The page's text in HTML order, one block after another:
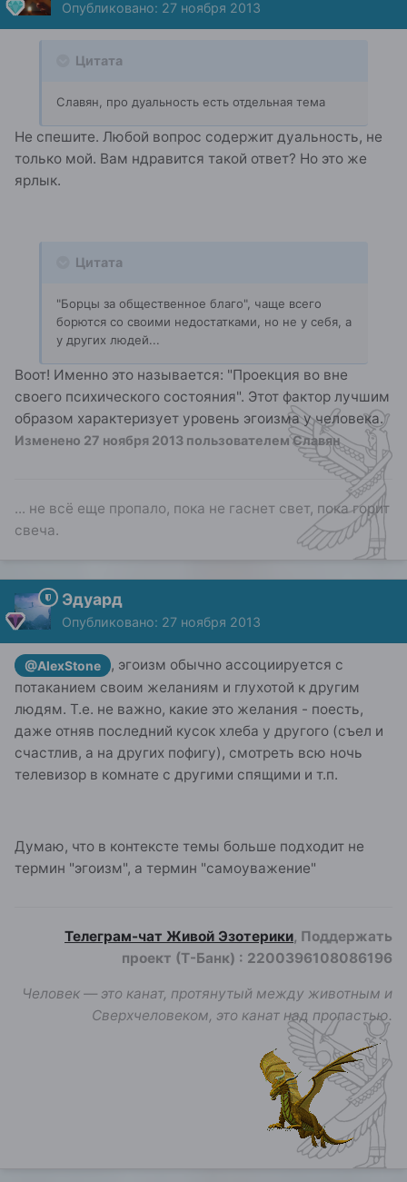
Опубликовано: 27 ноября 2013
Цитата
Славян, про дуальность есть отдельная тема
Не спешите. Любой вопрос содержит дуальность, не
только мой. Вам ндравится такой ответ? Но это же
ярлык.
Цитата
"Борцы за общественное благо", чаще всего
борются со своими недостатками, но не у себя, а
у других людей...
Воот! Именно это называется: "Проекция во вне
своего психического состояния". Этот фактор лучшим
образом характеризует уровень эгоизма у человека.
Изменено 27 ноября 2013 пользователем Славян
... не всё еще пропало, пока не гаснет свет, пока горит
свеча.
Эдуард
Опубликовано: 27 ноября 2013
@AlexStone
, эгоизм обычно ассоциируется с
потаканием своим желаниям и глухотой к другим
людям. Т.е. не важно, какие это желания - поесть,
даже отняв последний кусок хлеба у другого (съел и
счастлив, а на других пофигу), смотреть всю ночь
телевизор в комнате с другими спящими и т.п.
Думаю, что в контексте темы больше подходит не
термин "эгоизм", а термин "самоуважение"
Телеграм-чат Живой Эзотерики, Поддержать
проект (Т-Банк) : 2200396108086196
Человек — это канат, протянутый между животным и
Сверхчеловеком, это канат над пропастью.